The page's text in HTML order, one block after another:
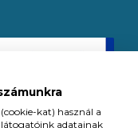
kat) használ a
látogatóink adatainak